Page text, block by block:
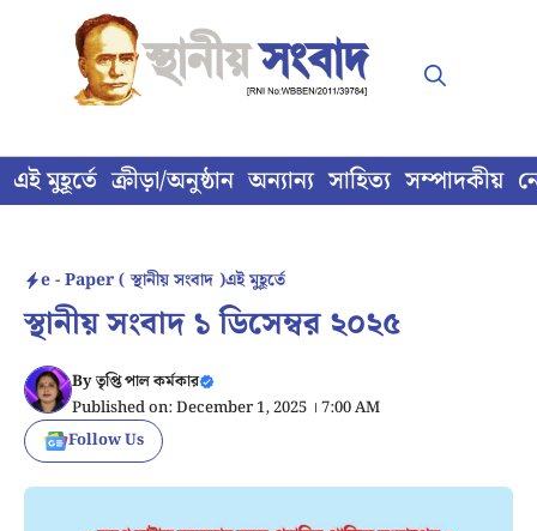
content
এই মুহূর্তে ক্রীড়া/অনুষ্ঠান অন্যান্য সাহিত্য সম্পাদকীয়
e - Paper ( স্থানীয় সংবাদ )এই মুহূর্তে
স্থানীয় সংবাদ ১ ডিসেম্বর ২০২৫
Byতৃপ্তি পাল কর্মকার
Published on: December 1, 2025 । 7:00 AM
Follow Us